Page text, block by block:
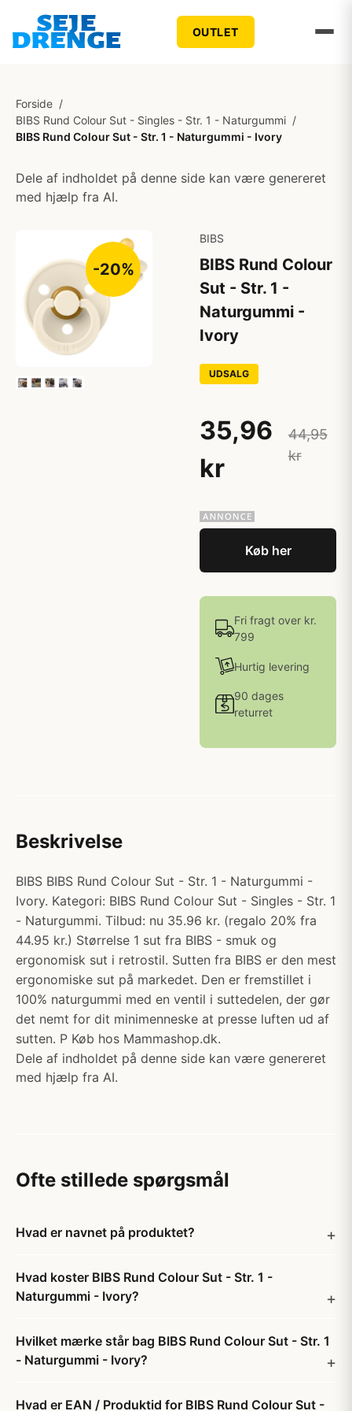
OUTLET
Forside /
BIBS Rund Colour Sut - Singles - Str. 1 - Naturgummi /
BIBS Rund Colour Sut - Str. 1 - Naturgummi - Ivory
Dele af indholdet på denne side kan være genereret
med hjælp fra AI.
-20%
BIBS
BIBS Rund Colour
Sut - Str. 1 -
Naturgummi -
Ivory
UDSALG
35,96
kr
44,95
kr
Køb her
Fri fragt over kr.
799
Hurtig levering
90 dages
returret
Beskrivelse
BIBS BIBS Rund Colour Sut - Str. 1 - Naturgummi -
Ivory. Kategori: BIBS Rund Colour Sut - Singles - Str. 1
- Naturgummi. Tilbud: nu 35.96 kr. (regalo 20% fra
44.95 kr.) Størrelse 1 sut fra BIBS - smuk og
ergonomisk sut i retrostil. Sutten fra BIBS er den mest
ergonomiske sut på markedet. Den er fremstillet i
100% naturgummi med en ventil i suttedelen, der gør
det nemt for dit minimenneske at presse luften ud af
sutten. P Køb hos Mammashop.dk.
Dele af indholdet på denne side kan være genereret
med hjælp fra AI.
Ofte stillede spørgsmål
Hvad er navnet på produktet?
Hvad koster BIBS Rund Colour Sut - Str. 1 -
Naturgummi - Ivory?
Hvilket mærke står bag BIBS Rund Colour Sut - Str. 1
- Naturgummi - Ivory?
Hvad er EAN / Produktid for BIBS Rund Colour Sut -